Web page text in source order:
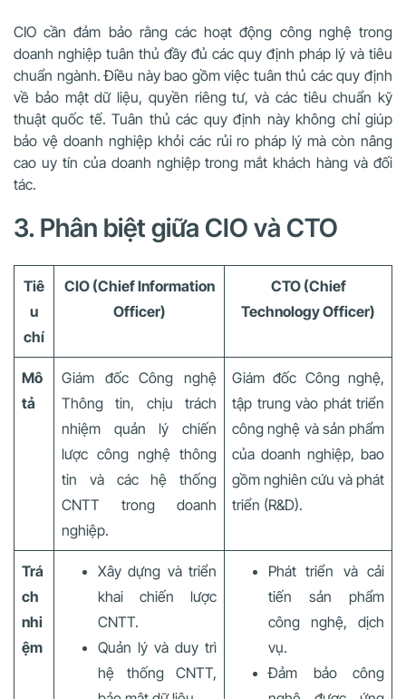
CIO cần đảm bảo rằng các hoạt động công nghệ trong
doanh nghiệp tuân thủ đầy đủ các quy định pháp lý và tiêu
chuẩn ngành. Điều này bao gồm việc tuân thủ các quy định
về bảo mật dữ liệu, quyền riêng tư, và các tiêu chuẩn kỹ
thuật quốc tế. Tuân thủ các quy định này không chỉ giúp
bảo vệ doanh nghiệp khỏi các rủi ro pháp lý mà còn nâng
cao uy tín của doanh nghiệp trong mắt khách hàng và đối
tác.
3. Phân biệt giữa CIO và CTO
Tiê
u
chí
CIO (Chief Information
Officer)
CTO (Chief
Technology Officer)
Mô
tả
Giám đốc Công nghệ
Thông tin, chịu trách
nhiệm quản lý chiến
lược công nghệ thông
tin và các hệ thống
CNTT trong doanh
nghiệp.
Giám đốc Công nghệ,
tập trung vào phát triển
công nghệ và sản phẩm
của doanh nghiệp, bao
gồm nghiên cứu và phát
triển (R&D).
Trá
ch
nhi
ệm
Xây dựng và triển
khai chiến lược
CNTT.
Quản lý và duy trì
hệ thống CNTT,
Phát triển và cải
tiến sản phẩm
công nghệ, dịch
vụ.
Đảm bảo công